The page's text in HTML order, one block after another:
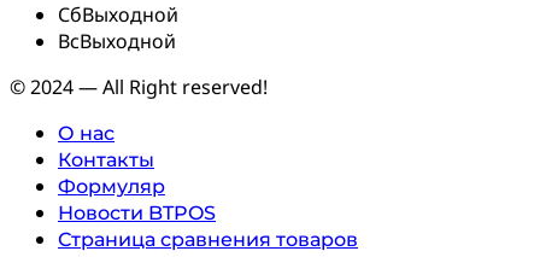
СбВыходной
ВсВыходной
© 2024 — All Right reserved!
О нас
Контакты
Формуляр
Новости BTPOS
Страница сравнения товаров